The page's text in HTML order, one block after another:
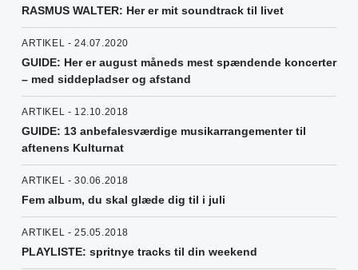
RASMUS WALTER: Her er mit soundtrack til livet
ARTIKEL - 24.07.2020
GUIDE: Her er august måneds mest spændende koncerter
– med siddepladser og afstand
ARTIKEL - 12.10.2018
GUIDE: 13 anbefalesværdige musikarrangementer til
aftenens Kulturnat
ARTIKEL - 30.06.2018
Fem album, du skal glæde dig til i juli
ARTIKEL - 25.05.2018
PLAYLISTE: spritnye tracks til din weekend